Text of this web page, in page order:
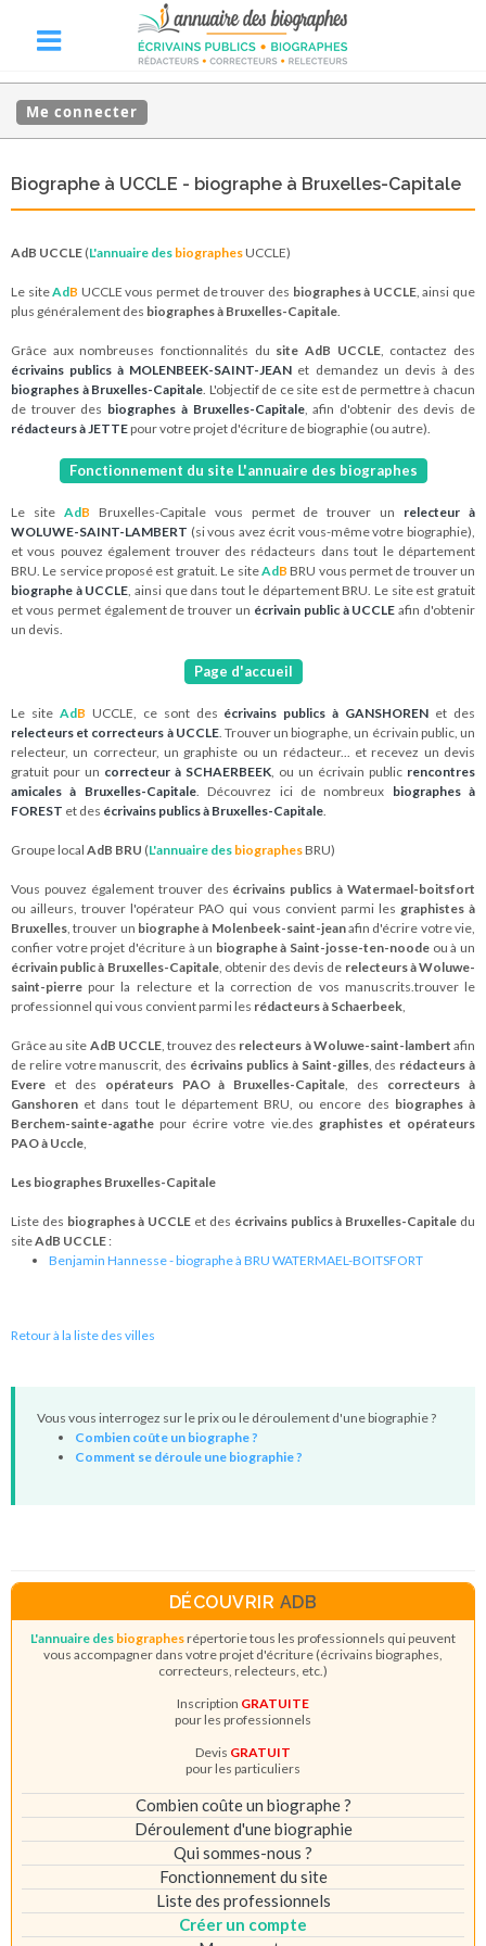
Me connecter
Biographe à UCCLE - biographe à Bruxelles-Capitale
AdB UCCLE (L'annuaire des biographesUCCLE)
Le siteAdB UCCLE vous permet de trouver des biographes à UCCLE, ainsi que
plus généralement des biographes à Bruxelles-Capitale.
Grâce aux nombreuses fonctionnalités du site AdB UCCLE, contactez des
écrivains publics à MOLENBEEK-SAINT-JEAN et demandez un devis à des
biographes à Bruxelles-Capitale. L'objectif de ce site est de permettre à chacun
de trouver des biographes à Bruxelles-Capitale, afin d'obtenir des devis de
rédacteurs à JETTEpour votre projet d'écriture de biographie (ou autre).
Fonctionnement du site L'annuaire des biographes
Le site AdB Bruxelles-Capitale vous permet de trouver un relecteur à
WOLUWE-SAINT-LAMBERT (si vous avez écrit vous-même votre biographie),
et vous pouvez également trouver des rédacteurs dans tout le département
BRU. Le service proposé est gratuit. Le siteAdB BRU vous permet de trouver un
biographe à UCCLE, ainsi que dans tout le département BRU. Le site est gratuit
et vous permet également de trouver un écrivain public à UCCLE afin d'obtenir
un devis.
Page d'accueil
Le site AdB UCCLE, ce sont des écrivains publics à GANSHOREN et des
relecteurs et correcteurs à UCCLE. Trouver un biographe, un écrivain public, un
relecteur, un correcteur, un graphiste ou un rédacteur... et recevez un devis
gratuit pour un correcteur à SCHAERBEEK, ou un écrivain public rencontres
amicales à Bruxelles-Capitale. Découvrez ici de nombreux biographes à
FOREST et des écrivains publics à Bruxelles-Capitale.
Groupe local AdB BRU (L'annuaire des biographesBRU)
Vous pouvez également trouver des écrivains publics à Watermael-boitsfort
ou ailleurs, trouver l'opérateur PAO qui vous convient parmi les graphistes à
Bruxelles, trouver un biographe à Molenbeek-saint-jeanafin d'écrire votre vie,
confier votre projet d'écriture à un biographe à Saint-josse-ten-noode ou à un
écrivain public à Bruxelles-Capitale, obtenir des devis de relecteurs à Woluwe-
saint-pierre pour la relecture et la correction de vos manuscrits.trouver le
professionnel qui vous convient parmi les rédacteurs à Schaerbeek,
Grâce au site AdB UCCLE, trouvez des relecteurs à Woluwe-saint-lambert afin
de relire votre manuscrit, des écrivains publics à Saint-gilles, des rédacteurs à
Evere et des opérateurs PAO à Bruxelles-Capitale, des correcteurs à
Ganshoren et dans tout le département BRU, ou encore des biographes à
Berchem-sainte-agathe pour écrire votre vie.des graphistes et opérateurs
PAO à Uccle,
Les biographes Bruxelles-Capitale
Liste des biographes à UCCLE et des écrivains publics à Bruxelles-Capitale du
siteAdB UCCLE :
Benjamin Hannesse - biographe à BRU WATERMAEL-BOITSFORT
Retour à la liste des villes
Vous vous interrogez sur le prix ou le déroulement d'une biographie ?
Combien coûte un biographe ?
Comment se déroule une biographie ?
DÉCOUVRIR ADB
L'annuaire des biographesrépertorie tous les professionnels qui peuvent
vous accompagner dans votre projet d'écriture (écrivains biographes,
correcteurs, relecteurs, etc.)
Inscription GRATUITE
pour les professionnels
Devis GRATUIT
pour les particuliers
Combien coûte un biographe ?
Déroulement d'une biographie
Qui sommes-nous ?
Fonctionnement du site
Liste des professionnels
Créer un compte